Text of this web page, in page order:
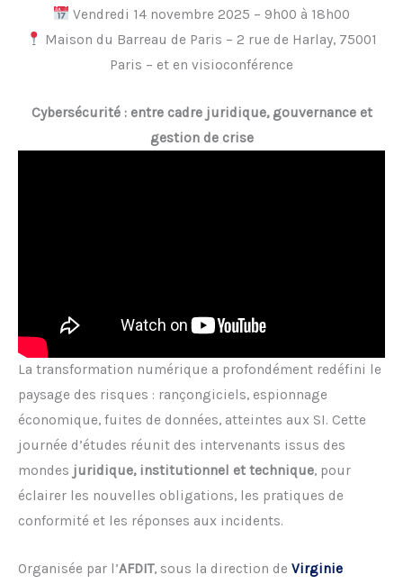
Vendredi 14 novembre 2025 – 9h00 à 18h00
Maison du Barreau de Paris – 2 rue de Harlay, 75001
Paris – et en visioconférence
Cybersécurité : entre cadre juridique, gouvernance et
gestion de crise
La transformation numérique a profondément redéfini le
paysage des risques : rançongiciels, espionnage
économique, fuites de données, atteintes aux SI. Cette
journée d’études réunit des intervenants issus des
mondes juridique, institutionnel et technique, pour
éclairer les nouvelles obligations, les pratiques de
conformité et les réponses aux incidents.
Organisée par l’AFDIT, sous la direction de Virginie